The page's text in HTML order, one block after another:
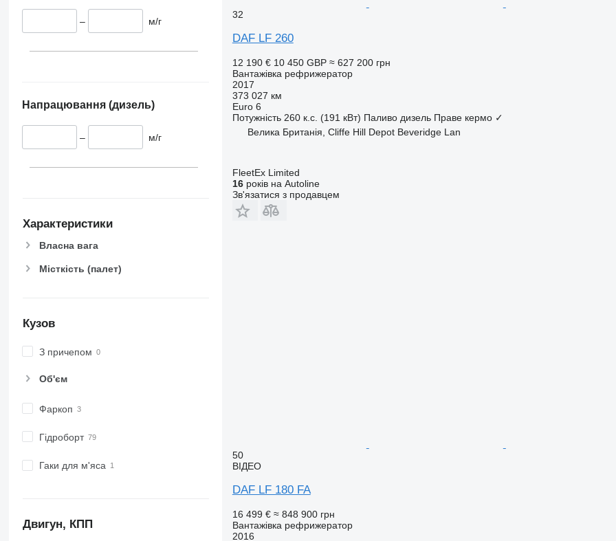
SUPRA 1150
SUPRA 1150 MT
V 500 MAX
– м/г
Напрацювання (дизель)
– м/г
Характеристики
Власна вага
Місткість (палет)
Кузов
З причепом
Об'єм
Фаркоп
Гідроборт
Гаки для м'яса
Двигун, КПП
32
DAF LF 260
12 190 € 10 450 GBP ≈ 627 200 грн
Вантажівка рефрижератор
2017
373 027 км
Euro 6
Потужність 260 к.с. (191 кВт) Паливо дизель Праве кермо ✓
Велика Британія, Cliffe Hill Depot Beveridge Lan
FleetEx Limited
16років на Autoline
Зв'язатися з продавцем
50
ВІДЕО
DAF LF 180 FA
16 499 € ≈ 848 900 грн
Вантажівка рефрижератор
2016